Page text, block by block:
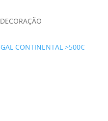
CONTINENTAL >500€